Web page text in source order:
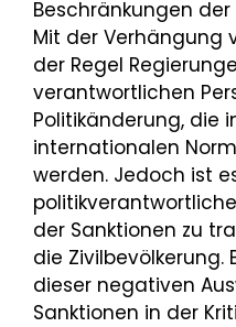
Beschränkungen
Mit der Verhängung
der Regel
verantwortlichen
Politikänderung, die
internationalen
werden. Jedoch ist
der Sanktionen zu
die Zivilbevölkerung.
dieser negativen
Sanktionen in der